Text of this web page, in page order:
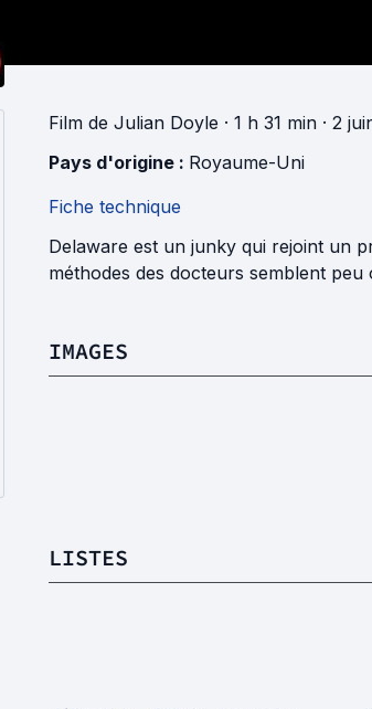
Film de Julian Doyle · 1 h 31 min · 2
Pays d'origine : Royaume-Uni
Fiche technique
Delaware est un junky qui rejoint un
méthodes des docteurs semblent peu
IMAGES
LISTES